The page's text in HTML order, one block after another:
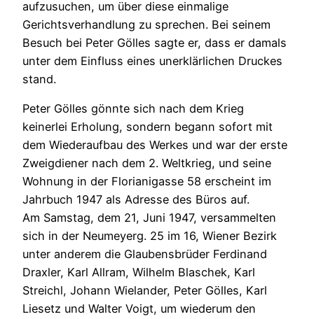
aufzusuchen, um über diese einmalige
Gerichtsverhandlung zu sprechen. Bei seinem
Besuch bei Peter Gölles sagte er, dass er damals
unter dem Einfluss eines unerklärlichen Druckes
stand.
Peter Gölles gönnte sich nach dem Krieg
keinerlei Erholung, sondern begann sofort mit
dem Wiederaufbau des Werkes und war der erste
Zweigdiener nach dem 2. Weltkrieg, und seine
Wohnung in der Florianigasse 58 erscheint im
Jahrbuch 1947 als Adresse des Büros auf.
Am Samstag, dem 21, Juni 1947, versammelten
sich in der Neumeyerg. 25 im 16, Wiener Bezirk
unter anderem die Glaubensbrüder Ferdinand
Draxler, Karl Allram, Wilhelm Blaschek, Karl
Streichl, Johann Wielander, Peter Gölles, Karl
Liesetz und Walter Voigt, um wiederum den